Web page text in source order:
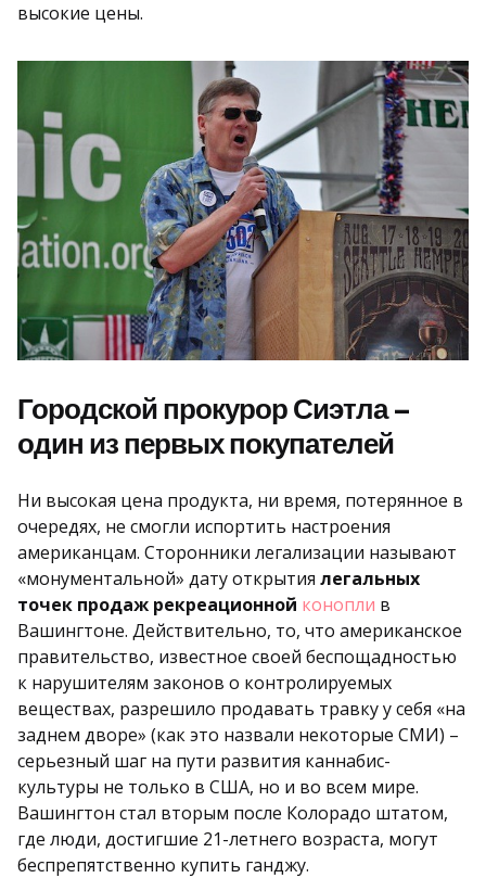
высокие цены.
Городской прокурор Сиэтла –
один из первых покупателей
Ни высокая цена продукта, ни время, потерянное в
очередях, не смогли испортить настроения
американцам. Сторонники легализации называют
«монументальной» дату открытия легальных
точек продаж рекреационной конопли в
Вашингтоне. Действительно, то, что американское
правительство, известное своей беспощадностью
к нарушителям законов о контролируемых
веществах, разрешило продавать травку у себя «на
заднем дворе» (как это назвали некоторые СМИ) –
серьезный шаг на пути развития каннабис-
культуры не только в США, но и во всем мире.
Вашингтон стал вторым после Колорадо штатом,
где люди, достигшие 21-летнего возраста, могут
беспрепятственно купить ганджу.